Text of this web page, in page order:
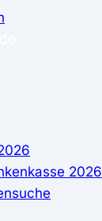
2026